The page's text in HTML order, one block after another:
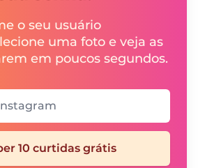
o seu usuário
uma foto e veja as
em poucos segundos.
10 curtidas grátis